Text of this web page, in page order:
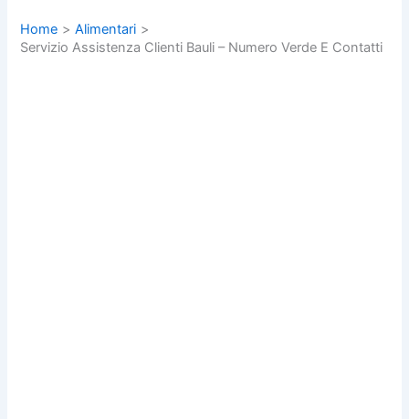
Home
Alimentari
Servizio Assistenza Clienti Bauli – Numero Verde E Contatti